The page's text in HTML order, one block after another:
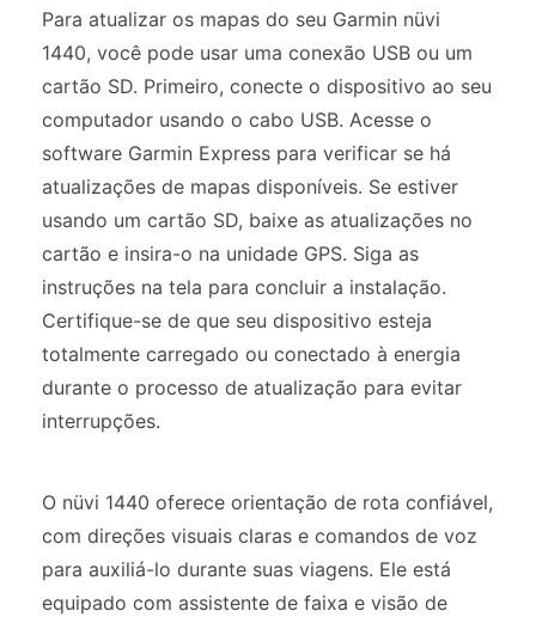
Para atualizar os mapas do seu Garmin nüvi
1440, você pode usar uma conexão USB ou um
cartão SD. Primeiro, conecte o dispositivo ao seu
computador usando o cabo USB. Acesse o
software Garmin Express para verificar se há
atualizações de mapas disponíveis. Se estiver
usando um cartão SD, baixe as atualizações no
cartão e insira-o na unidade GPS. Siga as
instruções na tela para concluir a instalação.
Certifique-se de que seu dispositivo esteja
totalmente carregado ou conectado à energia
durante o processo de atualização para evitar
interrupções.
O nüvi 1440 oferece orientação de rota confiável,
com direções visuais claras e comandos de voz
para auxiliá-lo durante suas viagens. Ele está
equipado com assistente de faixa e visão de